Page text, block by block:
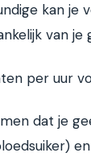
kan je
van je
per uur
dat je